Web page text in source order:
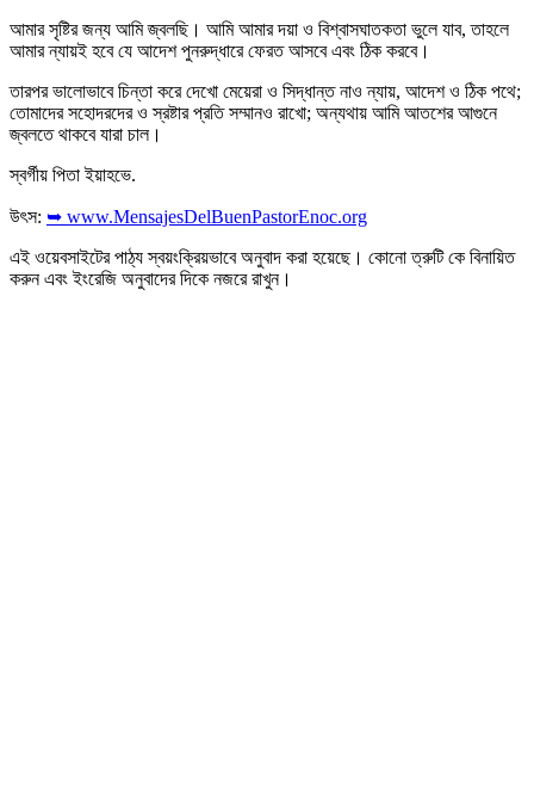
আমার সৃষ্টির জন্য আমি জ্বলছি। আমি আমার দয়া ও বিশ্বাসঘাতকতা ভুলে যাব, তাহলে
আমার ন্যায়ই হবে যে আদেশ পুনরুদ্ধারে ফেরত আসবে এবং ঠিক করবে।
তারপর ভালোভাবে চিন্তা করে দেখো মেয়েরা ও সিদ্ধান্ত নাও ন্যায়, আদেশ ও ঠিক পথে;
তোমাদের সহোদরদের ও স্রষ্টার প্রতি সম্মানও রাখো; অন্যথায় আমি আতশের আগুনে
জ্বলতে থাকবে যারা চাল।
স্বর্গীয় পিতা ইয়াহভে.
উৎস: ➥ www.MensajesDelBuenPastorEnoc.org
এই ওয়েবসাইটের পাঠ্য স্বয়ংক্রিয়ভাবে অনুবাদ করা হয়েছে। কোনো ত্রুটি কে বিনায়িত
করুন এবং ইংরেজি অনুবাদের দিকে নজরে রাখুন।